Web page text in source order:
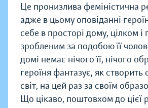
Це пронизлива феміністична
адже в цьому оповіданні
себе в просторі дому, цілком і
зробленим за подобою її
домі немає нічого її, нічого
героїня фантазує, як створить
світ, на цей раз за своїм
Що цікаво, поштовхом до цієї